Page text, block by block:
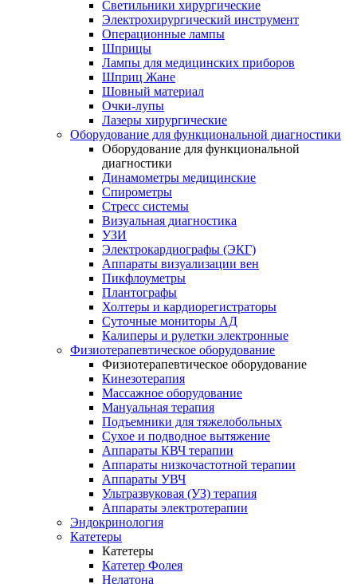
Светильники хирургические
Электрохирургический инструмент
Операционные лампы
Шприцы
Лампы для медицинских приборов
Шприц Жане
Шовный материал
Очки-лупы
Лазеры хирургические
Оборудование для функциональной диагностики
Оборудование для функциональной
диагностики
Динамометры медицинские
Спирометры
Стресс системы
Визуальная диагностика
УЗИ
Электрокардиографы (ЭКГ)
Аппараты визуализации вен
Пикфлоуметры
Плантографы
Холтеры и кардиорегистраторы
Суточные мониторы АД
Калиперы и рулетки электронные
Физиотерапевтическое оборудование
Физиотерапевтическое оборудование
Кинезотерапия
Массажное оборудование
Мануальная терапия
Подъемники для тяжелобольных
Сухое и подводное вытяжение
Аппараты КВЧ терапии
Аппараты низкочастотной терапии
Аппараты УВЧ
Ультразвуковая (УЗ) терапия
Аппараты электротерапии
Эндокринология
Катетеры
Катетеры
Катетер Фолея
Нелатона